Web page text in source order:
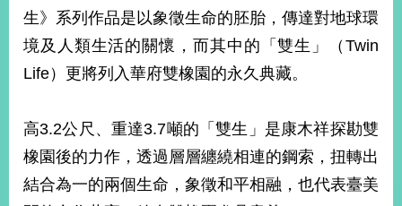
網
導
覽
於
本
部
生》系列作品是以象徵生命的胚胎，傳達對地球環
境及人類生活的關懷，而其中的「雙生」（Twin
Life）更將列入華府雙橡園的永久典藏。
高3.2公尺、重達3.7噸的「雙生」是康木祥探勘雙
橡園後的力作，透過層層纏繞相連的鋼索，扭轉出
結合為一的兩個生命，象徵和平相融，也代表臺美